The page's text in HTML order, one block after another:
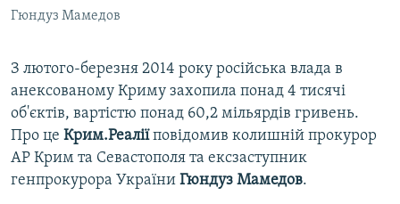
Усі сайти RFE/RL
Гюндуз Мамедов
З лютого-березня 2014 року російська влада в
анексованому Криму захопила понад 4 тисячі
об'єктів, вартістю понад 60,2 мільярдів гривень.
Про це Крим.Реаліїповідомив колишній прокурор
АР Крим та Севастополя та ексзаступник
генпрокурора України Гюндуз Мамедов.